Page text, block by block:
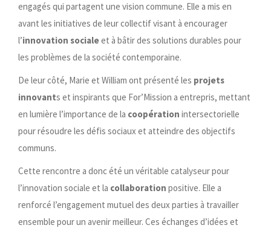
engagés qui partagent une vision commune. Elle a mis en
avant les initiatives de leur collectif visant à encourager
l’innovation socialeet à bâtir des solutions durables pour
les problèmes de la société contemporaine.
De leur côté, Marie et William ont présenté les projets
innovants et inspirants que For’Mission a entrepris, mettant
en lumière l’importance de la coopération intersectorielle
pour résoudre les défis sociaux et atteindre des objectifs
communs.
Cette rencontre a donc été un véritable catalyseur pour
l’innovation sociale et la collaboration positive. Elle a
renforcé l’engagement mutuel des deux parties à travailler
ensemble pour un avenir meilleur. Ces échanges d’idées et